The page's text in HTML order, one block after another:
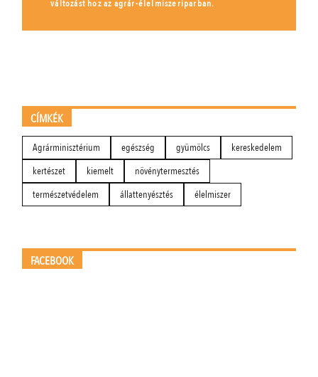
változást hoz az agrár-élelmiszeriparban.
CÍMKÉK
Agrárminisztérium egészség gyümölcs
kereskedelem
kertészet
kiemelt
növénytermesztés
természetvédelem
állattenyésztés élelmiszer
FACEBOOK